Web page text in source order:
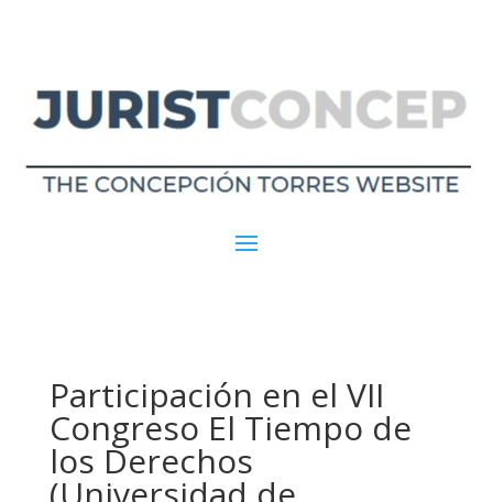
Participación en el VII
Congreso El Tiempo de
los Derechos